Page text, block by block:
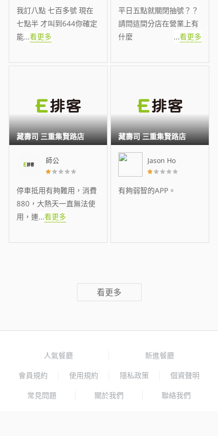
我訂八點 七百多號 現在
七點半 才叫到644你確定
能...看更多
平日五點就關閉抽號？？
請問這間分店在營業上有
什麼
...看更多
師公
停車抵用有夠難用，消費
880，大熱天一直無法使
用，連...看更多
藏壽司 三重集賢路店
Jason Ho
有夠弱智的APP。
藏壽司 三重集賢路店
看更多
人氣餐廳 新進餐廳
會員規約 使用規約 隱私政策 個資聲明
常見問題 關於我們 聯絡我們